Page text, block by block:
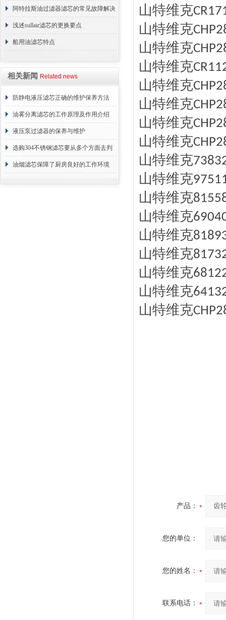
用
阿特拉斯油过滤器滤芯的常见故障解决
方法介绍
浅述sullair滤芯的更换要点
船用油滤芯特点
相关新闻 Related news
防静电液压滤芯正确的维护保养方法
油雾分离滤芯的工作原理及作用介绍
液压泵过滤器的保养与维护
选购304不锈钢滤芯要从多个方面去判
断
油烟滤芯保障了厨房良好的工作环境
山特维克
山特维克
山特维克
山特维克
山特维克
山特维克
山特维克
山特维克
山特维克
山特维克
山特维克
山特维克
山特维克
山特维克
山特维克
山特维克
山特维克
产品：
您的单位：
您的姓名：
联系电话：